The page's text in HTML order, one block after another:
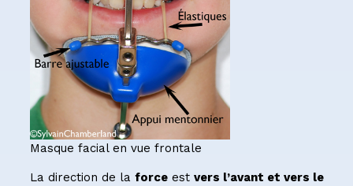
Masque facial en vue frontale
La direction de la forceest vers l’avant et vers le